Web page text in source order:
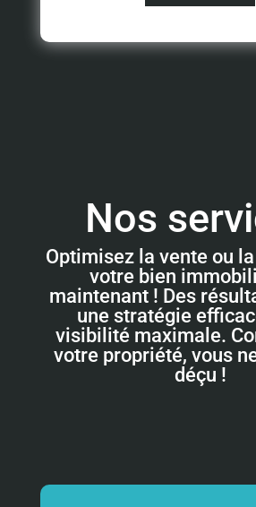
Nos
Optimisez la vente ou
votre bien
maintenant ! Des
une stratégie
visibilité maximale.
votre propriété, vous
déçu !